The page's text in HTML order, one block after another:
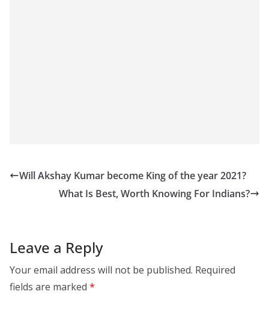
Will Akshay Kumar become King of the year 2021?
What Is Best, Worth Knowing For Indians?
Leave a Reply
Your email address will not be published. Required
fields are marked *